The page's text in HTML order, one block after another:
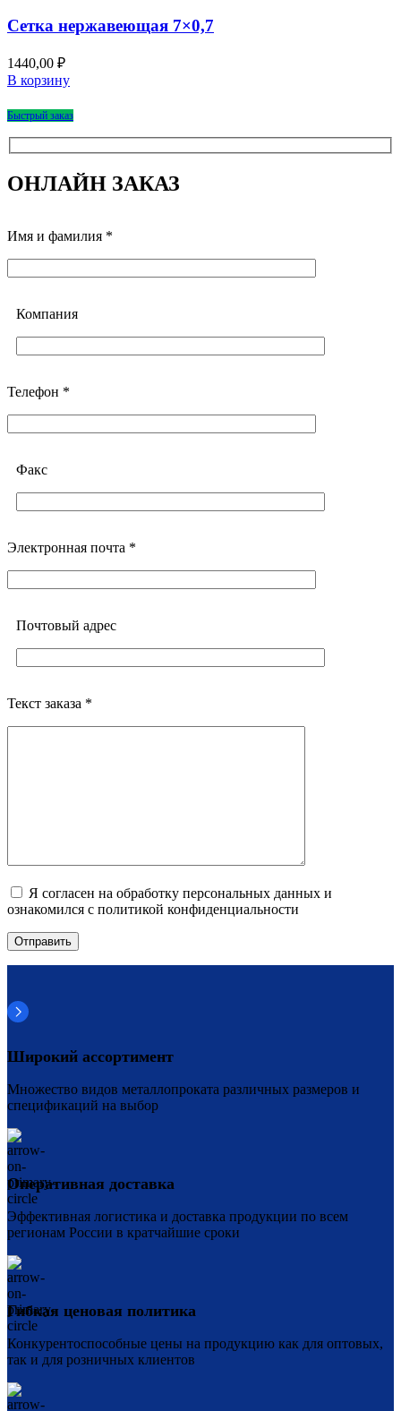
Сетка нержавеющая 7×0,7
1440,00 ₽
В корзину
Быстрый заказ
ОНЛАЙН ЗАКАЗ
Имя и фамилия *
Компания
Телефон *
Факс
Электронная почта *
Почтовый адреc
Текст заказа *
Я согласен на обработку персональных данных и
ознакомился с политикой конфиденциальности
Широкий ассортимент
Множество видов металлопроката различных размеров и
спецификаций на выбор
Оперативная доставка
Эффективная логистика и доставка продукции по всем
регионам России в кратчайшие сроки
Гибкая ценовая политика
Конкурентоспособные цены на продукцию как для оптовых,
так и для розничных клиентов